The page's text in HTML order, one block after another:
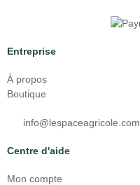
Entreprise
À propos
Boutique
info@lespaceagricole.com
Centre d'aide
Mon compte